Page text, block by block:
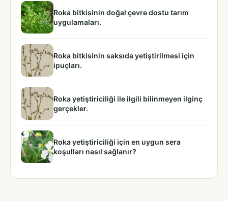
Roka bitkisinin doğal çevre dostu tarım
uygulamaları.
Roka bitkisinin saksıda yetiştirilmesi için
ipuçları.
Roka yetiştiriciliği ile ilgili bilinmeyen ilginç
gerçekler.
Roka yetiştiriciliği için en uygun sera
koşulları nasıl sağlanır?